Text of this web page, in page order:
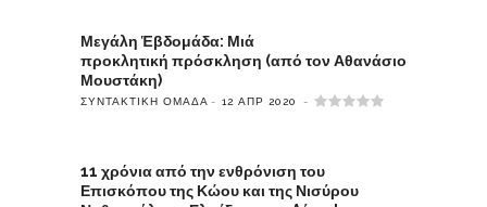
Μεγάλη Ἑβδομάδα: Μιά
προκλητική πρόσκληση (από τον Αθανάσιο
Μουστάκη)
ΣΥΝΤΑΚΤΙΚΉ ΟΜΆΔΑ 12 ΑΠΡ 2020
11 χρόνια από την ενθρόνιση του
Επισκόπου της Κώου και της Νισύρου